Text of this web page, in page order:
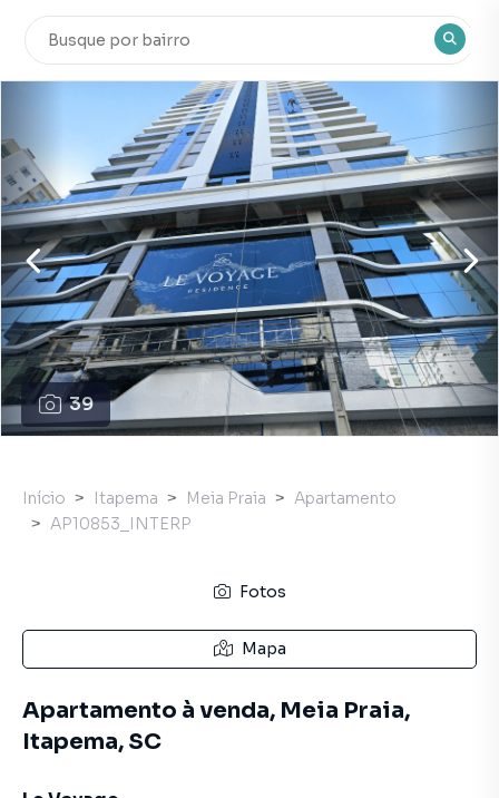
39
Início Itapema Meia Praia
Apartamento
AP10853_INTERP
Fotos
Mapa
Apartamento à venda, Meia Praia,
Itapema, SC